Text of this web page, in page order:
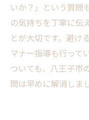
いか？」という質問
の気持ちを丁寧に伝
とが大切です。避け
マナー指導も行って
ついても、八王子市
問は早めに解消しま